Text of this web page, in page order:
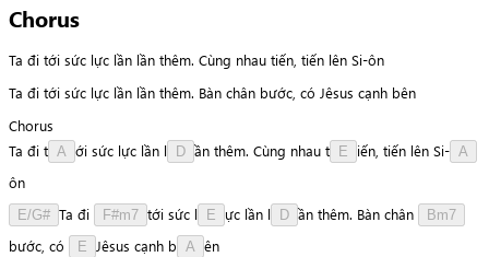
Chorus
Ta đi tới sức lực lần lần thêm. Cùng nhau tiến, tiến lên Si-ôn
Ta đi tới sức lực lần lần thêm. Bàn chân bước, có Jêsus cạnh bên
Chorus
Ta đi t A ới sức lực lần l D ần thêm. Cùng nhau t E iến, tiến lên Si- A
ôn
E/G# Ta đi F#m7 tới sức l E ực lần l D ần thêm. Bàn chân Bm7
bước, có E Jêsus cạnh b A ên